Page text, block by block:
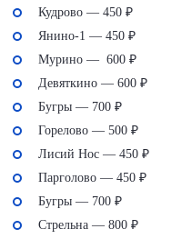
Кудрово — 450 ₽
Янино-1 — 450 ₽
Мурино — 600 ₽
Девяткино — 600 ₽
Бугры — 700 ₽
Горелово — 500 ₽
Лисий Нос — 450 ₽
Парголово — 450 ₽
Бугры — 700 ₽
Стрельна — 800 ₽